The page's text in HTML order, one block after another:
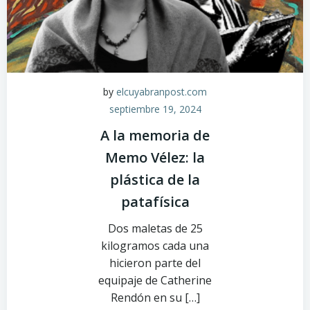
by elcuyabranpost.com
septiembre 19, 2024
A la memoria de
Memo Vélez: la
plástica de la
patafísica
Dos maletas de 25
kilogramos cada una
hicieron parte del
equipaje de Catherine
Rendón en su […]